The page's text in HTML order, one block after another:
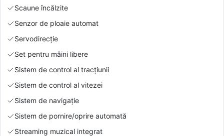
Scaune încălzite
Senzor de ploaie automat
Servodirecție
Set pentru mâini libere
Sistem de control al tracțiunii
Sistem de control al vitezei
Sistem de navigație
Sistem de pornire/oprire automată
Streaming muzical integrat